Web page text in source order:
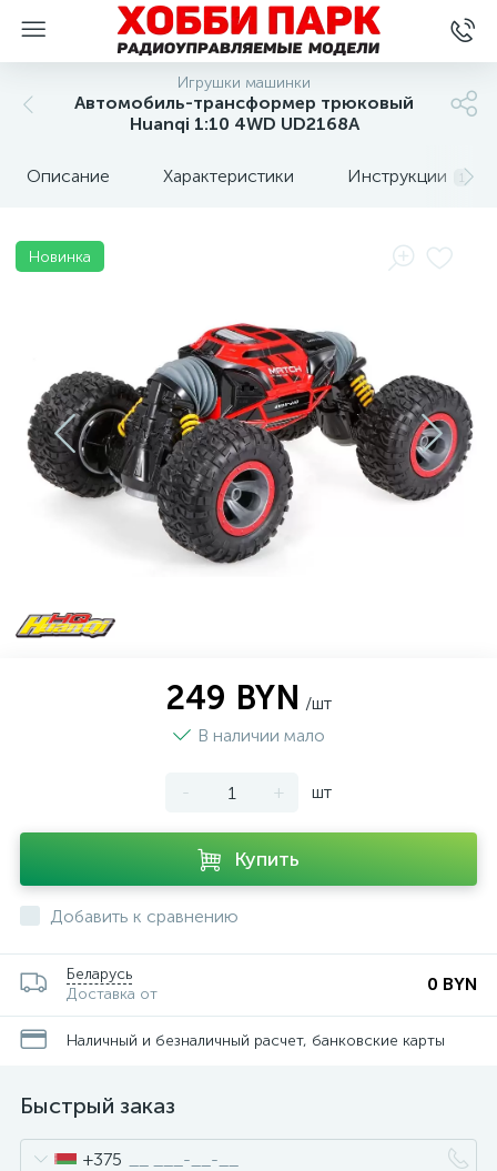
Игрушки машинки
Автомобиль-трансформер трюковый
Huanqi 1:10 4WD UD2168A
Описание Характеристики Инструкции 1
Новинка
249 BYN /шт
В наличии мало
- + шт
Купить
Добавить к сравнению
Беларусь
Доставка от
0 BYN
Наличный и безналичный расчет, банковские карты
Быстрый заказ
+375